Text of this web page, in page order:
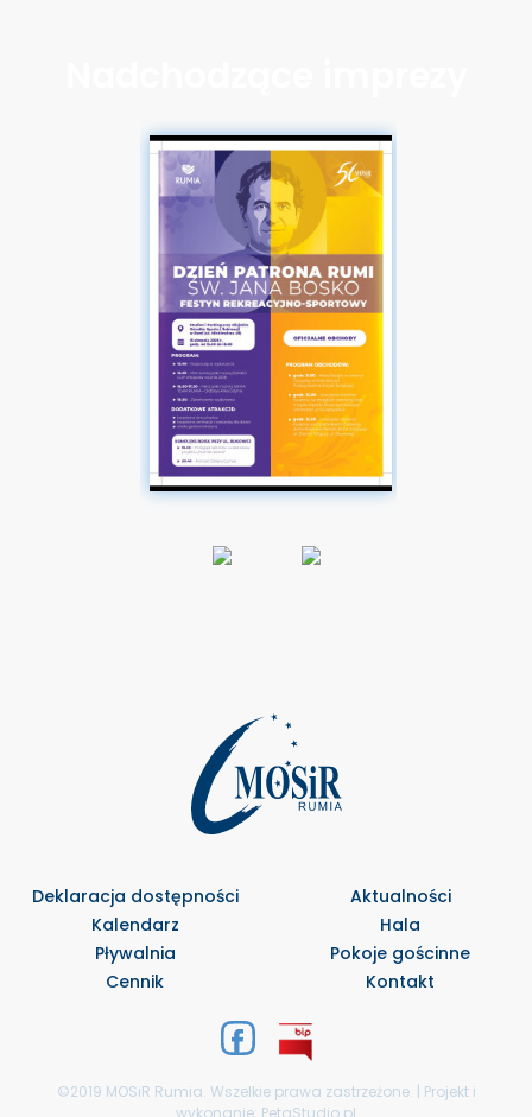
Deklaracja dostępności
Aktualności
Kalendarz
Hala
Pływalnia
Pokoje gościnne
Cennik
Kontakt
©2019 MOSiR Rumia. Wszelkie prawa zastrzeżone. | Projekt i
wykonanie: PetaStudio.pl